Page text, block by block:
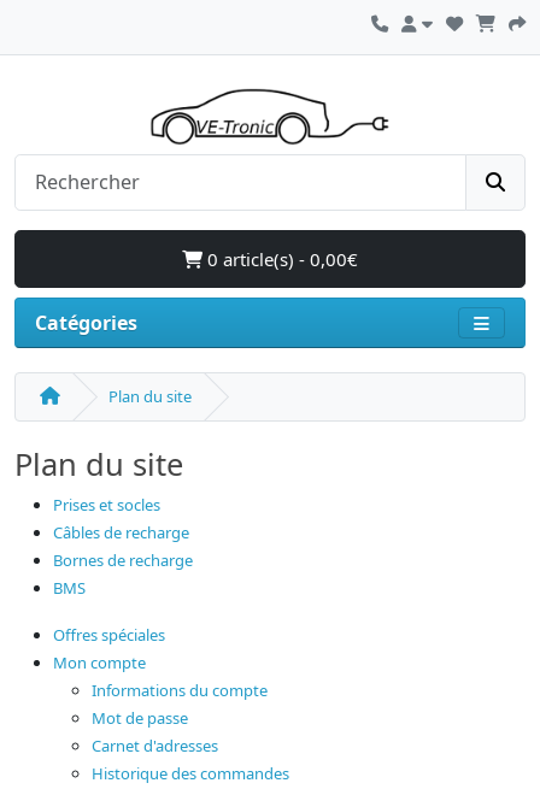
0 article(s) - 0,00€
Catégories
Plan du site
Plan du site
Prises et socles
Câbles de recharge
Bornes de recharge
BMS
Offres spéciales
Mon compte
Informations du compte
Mot de passe
Carnet d'adresses
Historique des commandes